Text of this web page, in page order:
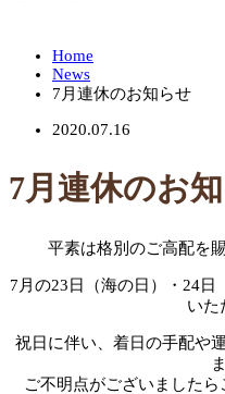
Home
News
7月連休のお知らせ
2020.07.16
7月連休のお
平素は格別のご高配を
7月の23日（海の日）・24
いた
祝日に伴い、着日の手配や
ご不明点がございました